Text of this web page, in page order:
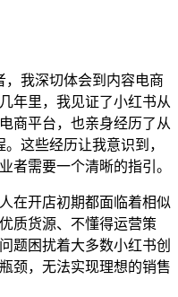
，我深切体会到内容电商
年里，我见证了小红书从
商平台，也亲身经历了从
这些经历让我意识到，
者需要一个清晰的指引。
在开店初期都面临着相似
质货源、不懂得运营策
题困扰着大多数小红书创
颈，无法实现理想的销售